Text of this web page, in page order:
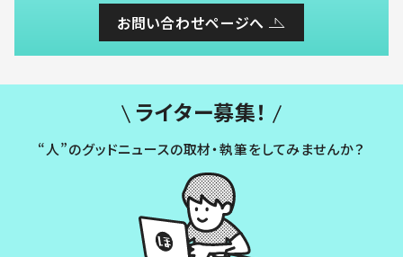
お問い合わせページへ
ライター募集！
“人”のグッドニュースの取材・執筆をしてみませんか？